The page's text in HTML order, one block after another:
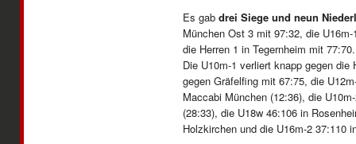
Es gab drei Siege und neun
München Ost 3 mit 97:32, die
die Herren 1 in Tegernheim mit 77:70.
Die U10m-1 verliert knapp gegen
gegen Gräfelfing mit 67:75, die
Maccabi München (12:36), die
(28:33), die U18w 46:106 in
Holzkirchen und die U16m-2 37:110